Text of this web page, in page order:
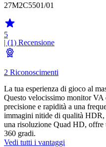
27M2C5501/01
5
| (1) Recensione
2 Riconoscimenti
La tua esperienza di gioco al
Questo velocissimo monitor VA
precisione e rapidità a una
immagini nitide di qualità HDR,
una risoluzione Quad HD, offre
360 gradi.
Vedi tutti i vantaggi